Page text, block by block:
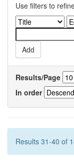
Use filters to
Results/Page
In order
Results 31-40 of